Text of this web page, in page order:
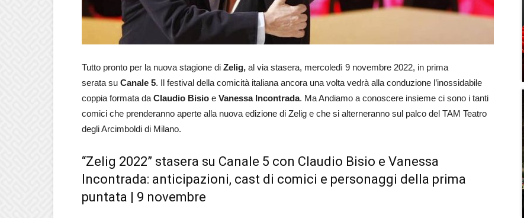
Tutto pronto per la nuova stagione di Zelig, al via stasera, mercoledì 9 novembre 2022, in prima
serata su Canale 5. Il festival della comicità italiana ancora una volta vedrà alla conduzione l’inossidabile
coppia formata da Claudio Bisio e Vanessa Incontrada. Ma Andiamo a conoscere insieme ci sono i tanti
comici che prenderanno aperte alla nuova edizione di Zelig e che si alterneranno sul palco del TAM Teatro
degli Arcimboldi di Milano.
“Zelig 2022” stasera su Canale 5 con Claudio Bisio e Vanessa
Incontrada: anticipazioni, cast di comici e personaggi della prima
puntata | 9 novembre